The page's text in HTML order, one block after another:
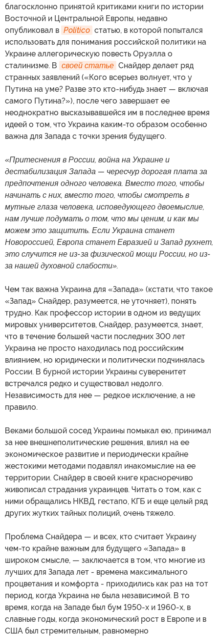
благосклонно принятой критиками книги по истории
Восточной и Центральной Европы, недавно
опубликовал в Politico статью, в которой попытался
использовать для понимания российской политики на
Украине аллегорическую повесть Оруэлла о
сталинизме. В своей статье Снайдер делает ряд
странных заявлений («Кого всерьез волнует, что у
Путина на уме? Разве это кто-нибудь знает — включая
самого Путина?»), после чего завершает ее
неоднократно высказывавшейся им в последнее время
идеей о том, что Украина каким-то образом особенно
важна для Запада с точки зрения будущего.
«Притеснения в России, война на Украине и
дестабилизация Запада — чересчур дорогая плата за
предпочтения одного человека. Вместо того, чтобы
начинать с них, вместо того, чтобы смотреть в
мутные глаза человека, исповедующего двоемыслие,
нам лучше подумать о том, что мы ценим, и как мы
можем это защитить. Если Украина станет
Новороссией, Европа станет Евразией и Запад рухнет,
это случится не из-за физической мощи России, но из-
за нашей духовной слабости».
Чем так важна Украина для «Запада» (кстати, что такое
«Запад» Снайдер, разумеется, не уточняет), понять
трудно. Как профессор истории в одном из ведущих
мировых университетов, Снайдер, разумеется, знает,
что в течение большей части последних 300 лет
Украина не просто находилась под российским
влиянием, но юридически и политически подчинялась
России. В бурной истории Украины суверенитет
встречался редко и существовал недолго.
Независимость для нее — редкое исключение, а не
правило.
Веками большой сосед Украины помыкал ею, принимал
за нее внешнеполитические решения, влиял на ее
экономическое развитие и периодически крайне
жестокими методами подавлял инакомыслие на ее
территории. Снайдер в своей книге красноречиво
живописал страдания украинцев. Читать о том, как с
ними обращались НКВД, гестапо, КГБ и еще целый ряд
других жутких тайных полиций, очень тяжело.
Проблема Снайдера — и всех, кто считает Украину
чем-то крайне важным для будущего «Запада» в
широком смысле, — заключается в том, что многие из
лучших для Запада лет - времена максимального
процветания и комфорта - приходились как раз на тот
период, когда Украина не была независимой. В то
время, когда на Западе был бум 1950-х и 1960-х, в
славные годы, когда экономический рост в Европе и в
США был стремительным, равномерно